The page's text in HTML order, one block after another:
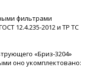
фильтрами
12.4.235-2012 и ТР ТС
«Бриз-3204»
оно укомплектовано: